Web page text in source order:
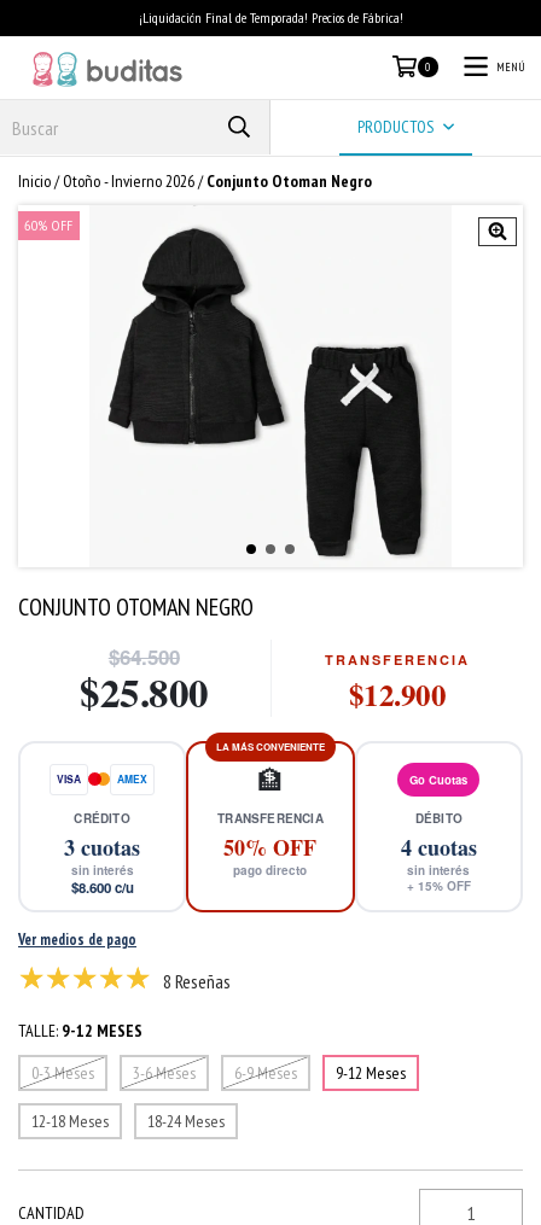
¡Liquidación Final de Temporada! Precios de Fábrica!
0 MENÚ
PRODUCTOS
Inicio/ Otoño - Invierno 2026/ Conjunto Otoman Negro
60% OFF
CONJUNTO OTOMAN NEGRO
$64.500
$25.800
TRANSFERENCIA
$12.900
VISA AMEX
CRÉDITO
3cuotas
sin interés
$8.600c/u
LA MÁS CONVENIENTE
🏦
TRANSFERENCIA
50% OFF
pago directo
Go Cuotas
DÉBITO
4cuotas
sin interés
+ 15% OFF
Ver medios de pago
8 Reseñas
TALLE: 9-12 MESES
0-3 Meses
3-6 Meses 6-9 Meses 9-12 Meses
12-18 Meses 18-24 Meses
CANTIDAD